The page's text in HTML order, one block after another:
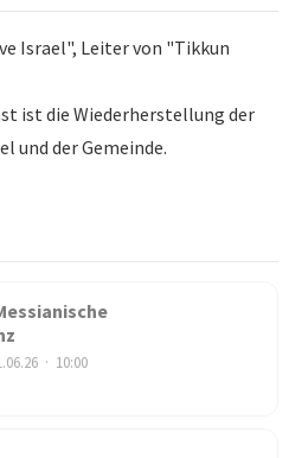
Israel", Leiter von "Tikkun
ist die Wiederherstellung der
und der Gemeinde.
· 10:00